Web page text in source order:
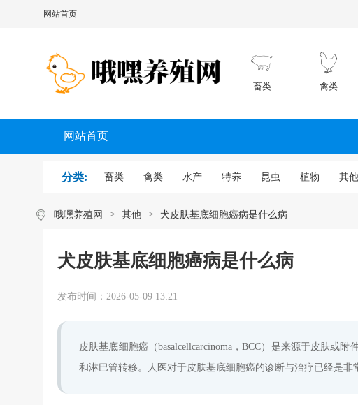
网站首页
畜类 禽类
网站首页
分类: 畜类 禽类 水产 特养 昆虫 植物 其他
哦嘿养殖网 > 其他 > 犬皮肤基底细胞癌病是什么病
犬皮肤基底细胞癌病是什么病
发布时间： 2026-05-09 13:21
皮肤基底细胞癌（basalcellcarcinoma，BCC）是来源于皮肤或
和淋巴管转移。人医对于皮肤基底细胞癌的诊断与治疗已经是非